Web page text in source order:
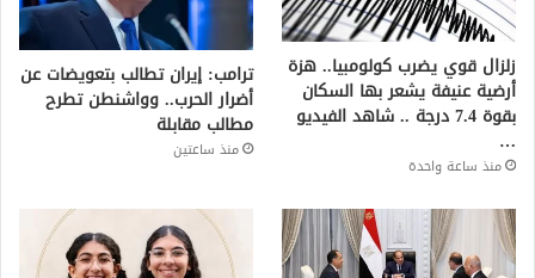
زلزال قوي يضرب كولومبيا.. هزة
أرضية عنيفة يشعر بها السكان
بقوة 7.4 درجة .. شاهد الفيديو
…
منذ ساعة واحدة
ترامب: إيران تطالب بتعويضات عن
أضرار الحرب.. وواشنطن تطرح
مطالب مقابلة
منذ ساعتين